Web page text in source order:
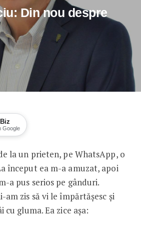
Din nou despre
Google
Din nou despre
la un prieten, pe WhatsApp, o
început ea m-a amuzat, apoi
a pus serios pe gânduri.
am zis să vi le împărtășesc și
cu gluma. Ea zice așa: